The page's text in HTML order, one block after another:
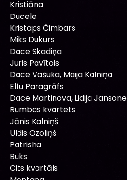
Kristiāna
Ducele
Kristaps Čimbars
Miks Dukurs
Dace Skadiņa
Juris Pavītols
Dace Vašuka, Maija Kalniņa
Elfu Paragrāfs
Dace Martinova, Lidija Jansone
Rumbas kvartets
Jānis Kalniņš
Uldis Ozoliņš
Patrisha
Buks
Cits kvartāls